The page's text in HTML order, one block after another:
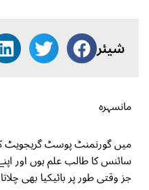
شیئر
مانسہرہ
میں گورنمنٹ پوسٹ گریجویٹ
سائنس کا طالب علم ہوں اور
جز وقتی طور پر بائیکیا بھی